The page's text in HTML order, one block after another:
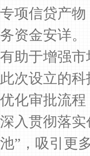
专项信贷产
务资金安详。
有助于增强
此次设立的
优化审批流
深入贯彻落
池”，吸引更